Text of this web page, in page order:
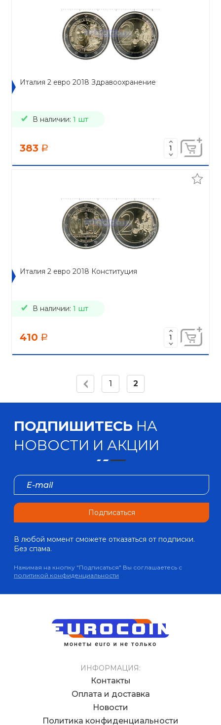
Италия 2 евро 2018 Здравоохранение
В наличии: 1 шт
383 a
Италия 2 евро 2018 Конституция
В наличии: 1 шт
410 a
1 2
ПОДПИШИТЕСЬ НА
НОВОСТИ И АКЦИИ
Подписаться
В любой момент сможете отказаться от подписки.
Без спама.
Нажимая на кнопку "Подписаться" Вы соглашаетесь с
политикой конфиденциальности
ИНФОРМАЦИЯ:
Контакты
Оплата и доставка
Новости
Политика конфиденциальности